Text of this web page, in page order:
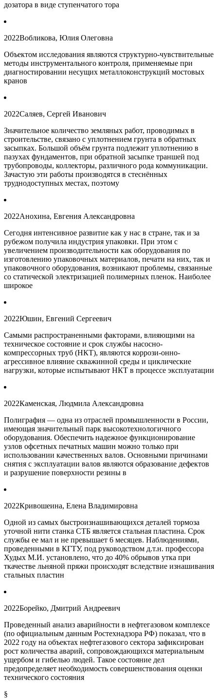
дозатора в виде ступенчатого тора
2022Вобликова, Юлия Олеговна
Объектом исследования являются структурно-чувствительные
методы инструментального контроля, применяемые при
диагностировании несущих металлоконструкций мостовых
кранов
2022Саляев, Сергей Иванович
Значительное количество земляных работ, проводимых в
строительстве, связано с уплотнением грунта в обратных
засыпках. Большой объём грунта подлежит уплотнению в
пазухах фундаментов, при обратной засыпке траншей под
трубопроводы, коллекторы, различного рода коммуникации.
Зачастую эти работы производятся в стеснённых
труднодоступных местах, поэтому
2022Анохина, Евгения Александровна
Сегодня интенсивное развитие как у нас в стране, так и за
рубежом получила индустрия упаковки. При этом с
увеличением производительности как оборудования по
изготовлению упаковочных материалов, печати на них, так и
упаковочного оборудования, возникают проблемы, связанные
со статической электризацией полимерных пленок. Наиболее
широкое
2022Юшин, Евгений Сергеевич
Самыми распространенными факторами, влияющими на
техническое состояние и срок службы насосно-
компрессорных труб (НКТ), являются коррози-онно-
агрессивное влияние скважинной среды и циклические
нагрузки, которые испытывают НКТ в процессе эксплуатации
2022Каменская, Людмила Александровна
Полиграфия — одна из отраслей промышленности в России,
имеющая значительный парк высокотехнологичного
оборудования. Обеспечить надежное функционирование
узлов офсетных печатных машин можно только при
использовании качественных валов. Основными причинами
снятия с эксплуатации валов являются образование дефектов
и разрушение поверхности резины в
2022Кривошеина, Елена Владимировна
Одной из самых быстроизнашивающихся деталей тормоза
уточной нити станка СТБ является стальная пластина. Срок
службы ее мал и не превышает 6 месяцев. Наблюдениями,
проведенными в КГТУ, под руководством д.т.н. профессора
Худых М.И. установлено, что до 40% обрывов утка при
ткачестве льняной пряжи происходят вследствие изнашивания
стальных пластин
2022Борейко, Дмитрий Андреевич
Проведенный анализ аварийности в нефтегазовом комплексе
(по официальным данным Ростехнадзора РФ) показал, что в
2022 году на объектах нефтегазового сектора зафиксирован
рост количества аварий, сопровождающихся материальным
ущербом и гибелью людей. Такое состояние дел
предопределяет необходимость совершенствования оценки
технического состояния
§